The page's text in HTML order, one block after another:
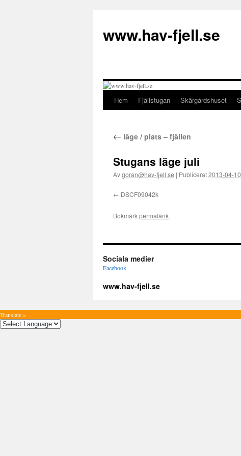
innehåll
www.hav-fjell.se
Hem Fjällstugan Skärgårdshuset
← läge / plats – fjällen
Stugans läge juli
Avgoran@hav-fjell.se | Publicerat2013-04-10
DSCF09042k
Bokmärkpermalänk.
Sociala medier
Facebook
www.hav-fjell.se
Translate »